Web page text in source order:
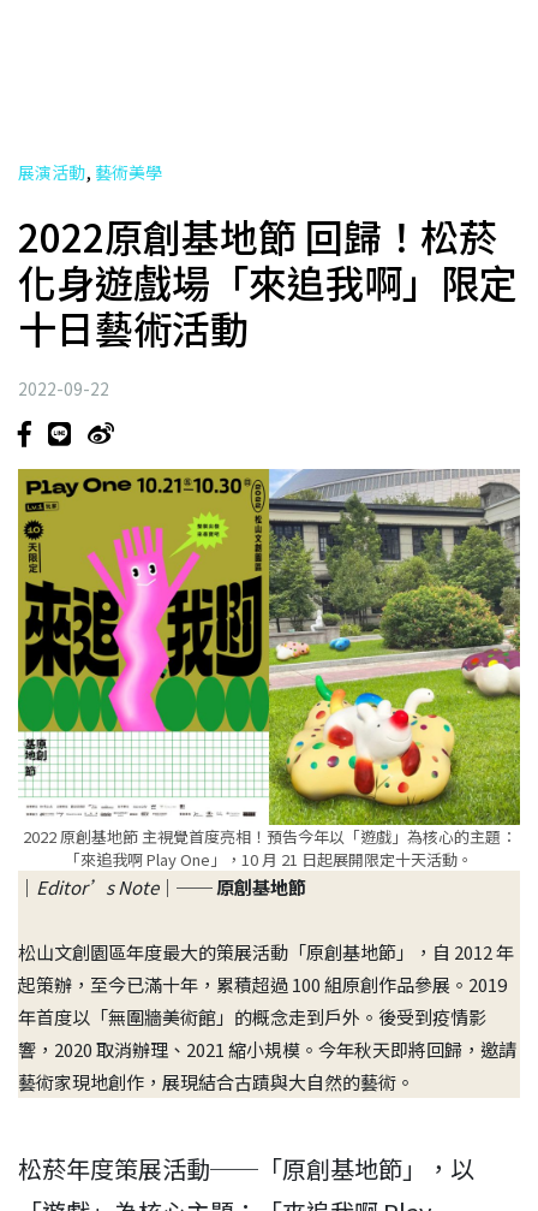
展演活動, 藝術美學
2022原創基地節 回歸！松菸
化身遊戲場「來追我啊」限定
十日藝術活動
2022-09-22
2022 原創基地節 主視覺首度亮相！預告今年以「遊戲」為核心的主題：
「來追我啊 Play One」，10 月 21 日起展開限定十天活動。
｜ Editor’s Note｜──原創基地節
松山文創園區年度最大的策展活動「原創基地節」，自 2012 年
起策辦，至今已滿十年，累積超過 100 組原創作品參展。2019
年首度以「無圍牆美術館」的概念走到戶外。後受到疫情影
響，2020 取消辦理、2021 縮小規模。今年秋天即將回歸，邀請
藝術家現地創作，展現結合古蹟與大自然的藝術。
松菸年度策展活動──「原創基地節」，以